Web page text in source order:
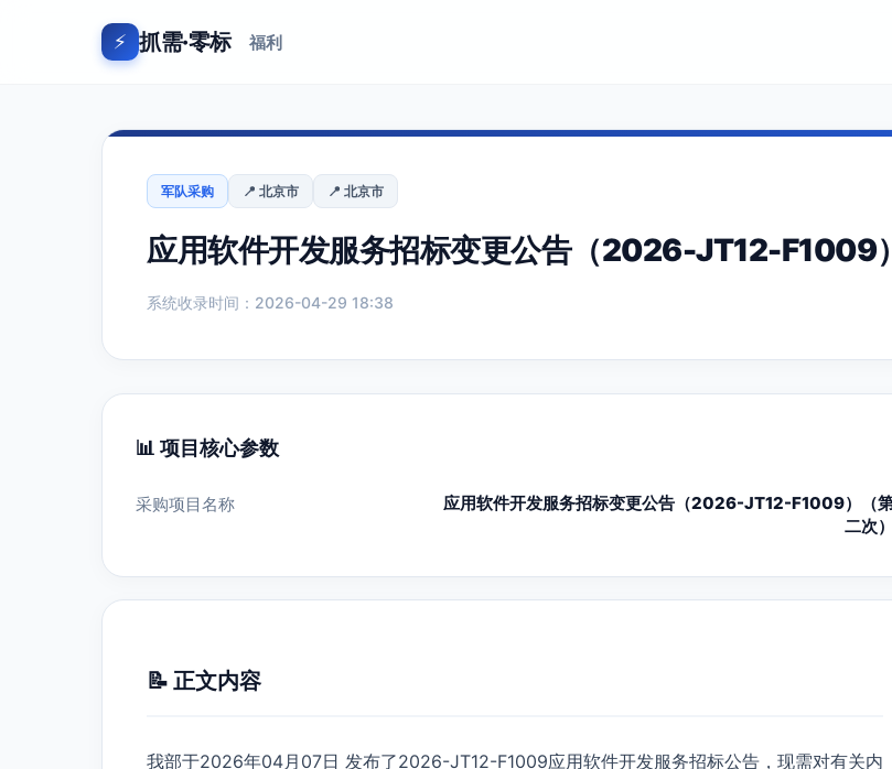
⚡ 抓需·零标 福利
军队采购 📍 北京市 📍 北京市
应用软件开发服务招标变更公告（2026-JT12-F1009
系统收录时间：2026-04-29 18:38
📊 项目核心参数
采购项目名称
应用软件开发服务招标变更公告（2026-JT12-F1009）（
二次）
📝 正文内容
我部于2026年04月07日 发布了2026-JT12-F1009应用软件开发服务招标公告，现需对有关内